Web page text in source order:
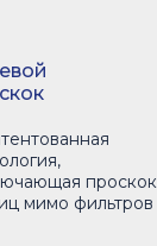
проскок
мимо фильтров